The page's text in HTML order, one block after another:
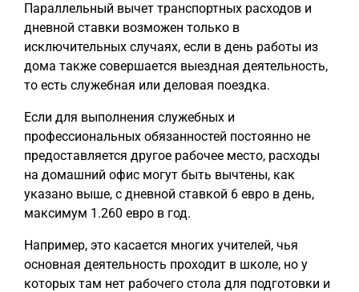
Параллельный вычет транспортных расходов и
дневной ставки возможен только в
исключительных случаях, если в день работы из
дома также совершается выездная деятельность,
то есть служебная или деловая поездка.
Если для выполнения служебных и
профессиональных обязанностей постоянно не
предоставляется другое рабочее место, расходы
на домашний офис могут быть вычтены, как
указано выше, с дневной ставкой 6 евро в день,
максимум 1.260 евро в год.
Например, это касается многих учителей, чья
основная деятельность проходит в школе, но у
которых там нет рабочего стола для подготовки и